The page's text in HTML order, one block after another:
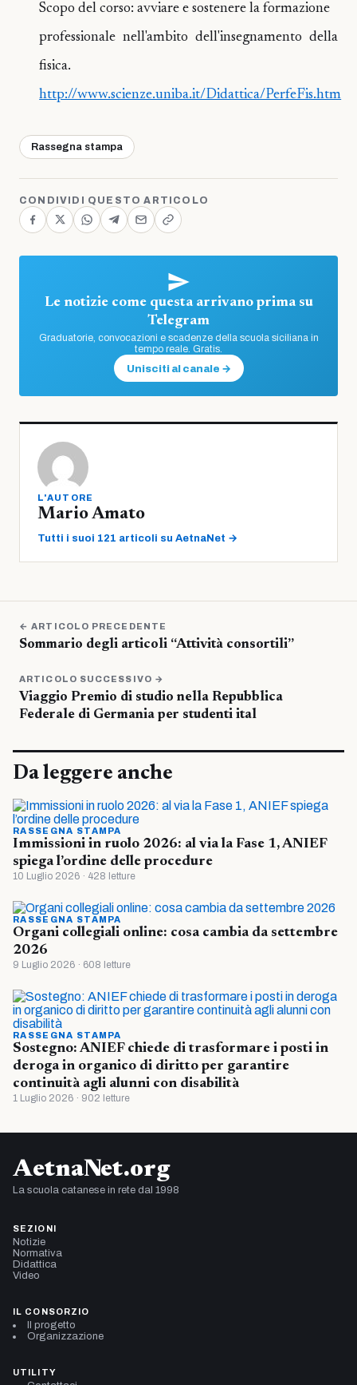
Scopo del corso: avviare e sostenere la formazione
professionale nell'ambito dell'insegnamento della
fisica.
http://www.scienze.uniba.it/Didattica/PerfeFis.htm
Rassegna stampa
CONDIVIDI QUESTO ARTICOLO
Le notizie come questa arrivano prima su
Telegram
Graduatorie, convocazioni e scadenze della scuola siciliana in
tempo reale. Gratis.
Unisciti al canale →
L'AUTORE
Mario Amato
Tutti i suoi 121 articoli su AetnaNet →
← ARTICOLO PRECEDENTE
Sommario degli articoli “Attività consortili”
ARTICOLO SUCCESSIVO →
Viaggio Premio di studio nella Repubblica
Federale di Germania per studenti ital
Da leggere anche
RASSEGNA STAMPA
Immissioni in ruolo 2026: al via la Fase 1, ANIEF
spiega l’ordine delle procedure
10 Luglio 2026 · 428 letture
RASSEGNA STAMPA
Organi collegiali online: cosa cambia da settembre
2026
9 Luglio 2026 · 608 letture
RASSEGNA STAMPA
Sostegno: ANIEF chiede di trasformare i posti in
deroga in organico di diritto per garantire
continuità agli alunni con disabilità
1 Luglio 2026 · 902 letture
AetnaNet.org
La scuola catanese in rete dal 1998
SEZIONI
Notizie
Normativa
Didattica
Video
IL CONSORZIO
Il progetto
Organizzazione
UTILITY